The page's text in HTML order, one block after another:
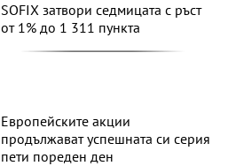
SOFIX затвори седмицата с ръст
от 1% до 1 311 пункта
Европейските акции
продължават успешната си серия
пети пореден ден